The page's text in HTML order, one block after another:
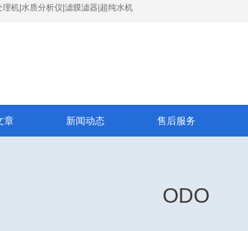
机|水质分析仪|滤膜滤器|超纯水机
章 新闻动态 售后服务
ODO